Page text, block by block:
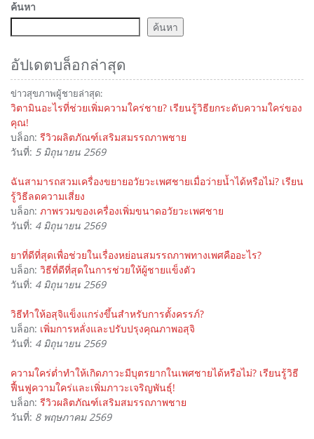
เปื้อน
ค้นหา
ค้นหา
อัปเดตบล็อกล่าสุด
ข่าวสุขภาพผู้ชายล่าสุด:
วิตามินอะไรที่ช่วยเพิ่มความใคร่ชาย? เรียนรู้วิธียกระดับความใคร่ของ
คุณ!
บล็อก: รีวิวผลิตภัณฑ์เสริมสมรรถภาพชาย
วันที่: 5 มิถุนายน 2569
ฉันสามารถสวมเครื่องขยายอวัยวะเพศชายเมื่อว่ายน้ำได้หรือไม่? เรียน
รู้วิธีลดความเสี่ยง
บล็อก: ภาพรวมของเครื่องเพิ่มขนาดอวัยวะเพศชาย
วันที่: 4 มิถุนายน 2569
ยาที่ดีที่สุดเพื่อช่วยในเรื่องหย่อนสมรรถภาพทางเพศคืออะไร?
บล็อก: วิธีที่ดีที่สุดในการช่วยให้ผู้ชายแข็งตัว
วันที่: 4 มิถุนายน 2569
วิธีทำให้อสุจิแข็งแกร่งขึ้นสำหรับการตั้งครรภ์?
บล็อก: เพิ่มการหลั่งและปรับปรุงคุณภาพอสุจิ
วันที่: 4 มิถุนายน 2569
ความใคร่ต่ำทำให้เกิดภาวะมีบุตรยากในเพศชายได้หรือไม่? เรียนรู้วิธี
ฟื้นฟูความใคร่และเพิ่มภาวะเจริญพันธุ์!
บล็อก: รีวิวผลิตภัณฑ์เสริมสมรรถภาพชาย
วันที่: 8 พฤษภาคม 2569